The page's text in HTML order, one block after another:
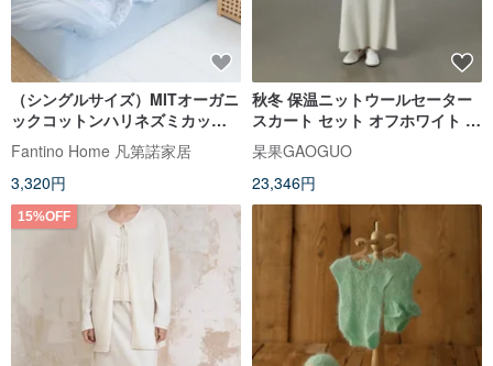
（シングルサイズ）MITオーガニ
ックコットンハリネズミカット
フラワーニット寝具セット-スカ
イブルー
Fantino Home 凡第諾家居
3,320円
秋冬 保温ニットウールセーター
スカート セット オフホワイト フ
ォックスウール混ウール素材 ウ
ール
杲果GAOGUO
23,346円
15%OFF